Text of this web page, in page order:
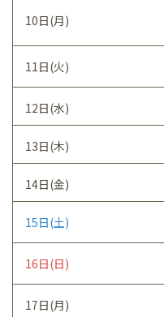
10日(月)
11日(火)
12日(水)
13日(木)
14日(金)
15日(土)
16日(日)
17日(月)